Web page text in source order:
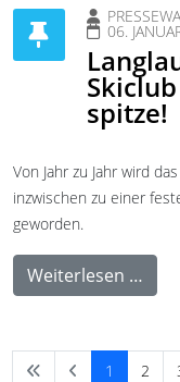
06.
spitze!
Von Jahr zu Jahr wird
inzwischen zu einer
geworden.
Weiterlesen …
1 2